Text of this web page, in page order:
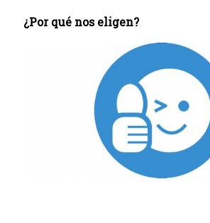
¿Por qué nos eligen?